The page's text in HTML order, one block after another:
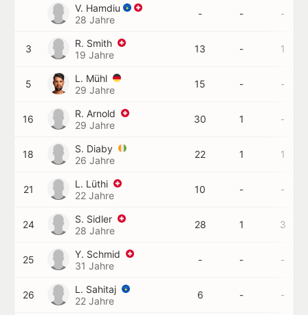
V. Hamdiu
28 Jahre
- - -
3
R. Smith
19 Jahre
13 - 1
5
L. Mühl
29 Jahre
15 - -
16
R. Arnold
29 Jahre
30 1 -
18
S. Diaby
26 Jahre
22 1 1
21
L. Lüthi
22 Jahre
10 - -
24
S. Sidler
28 Jahre
28 1 3
25
Y. Schmid
31 Jahre
- - -
26
L. Sahitaj
22 Jahre
6 - -